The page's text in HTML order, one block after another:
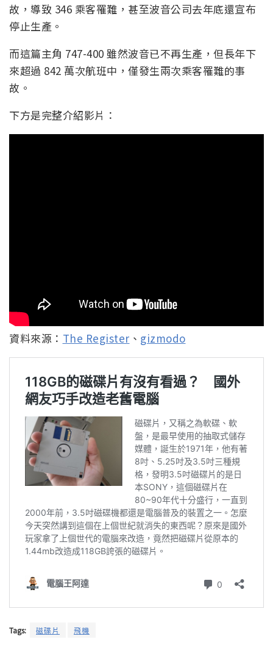
故，導致 346 乘客罹難，甚至波音公司去年底還宣布
停止生產。
而這篇主角 747-400 雖然波音已不再生產，但長年下
來超過 842 萬次航班中，僅發生兩次乘客罹難的事
故。
下方是完整介紹影片：
資料來源： The Register 、 gizmodo
Tags: 磁碟片 飛機